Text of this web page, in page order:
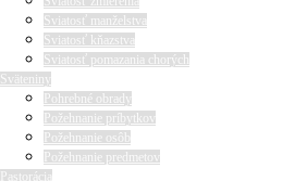
Sviatosť manželstva
Sviatosť kňazstva
Sviatosť pomazania chorých
Sväteniny
Pohrebné obrady
Požehnanie príbytkov
Požehnanie osôb
Požehnanie predmetov
Pastorácia